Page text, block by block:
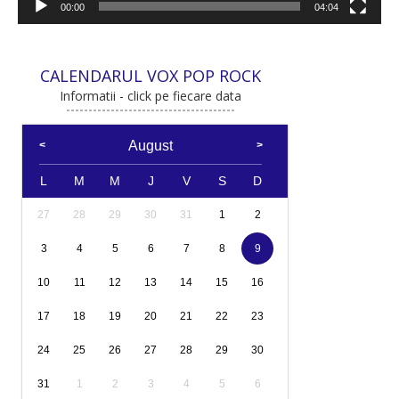
00:00 04:04
CALENDARUL VOX POP ROCK
Informatii - click pe fiecare data
August
L M M J V S D
27 28 29 30 31 1 2
3 4 5 6 7 8 9
10 11 12 13 14 15 16
17 18 19 20 21 22 23
24 25 26 27 28 29 30
31 1 2 3 4 5 6